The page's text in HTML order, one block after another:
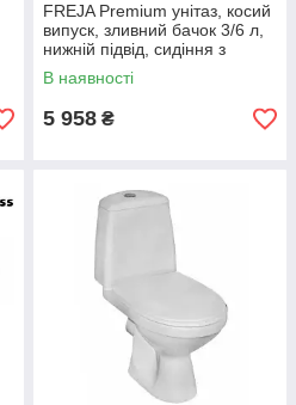
FREJA Premium унітаз, косий
випуск, зливний бачок 3/6 л,
нижній підвід, сидіння з
кришкою Duroplast Soft-close
В наявності
5 958 ₴